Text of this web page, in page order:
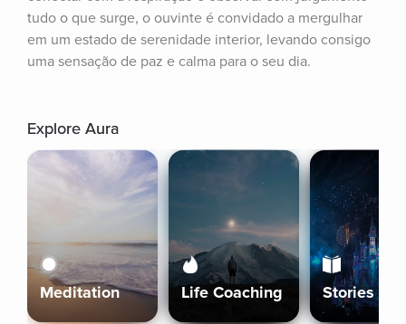
tudo o que surge, o ouvinte é convidado a mergulhar
em um estado de serenidade interior, levando consigo
uma sensação de paz e calma para o seu dia.
Explore Aura
Meditation Life Coaching Stories